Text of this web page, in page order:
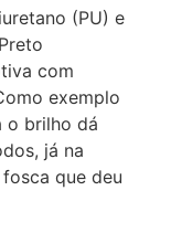
(PU) e
com
exemplo
o brilho dá
já na
que deu